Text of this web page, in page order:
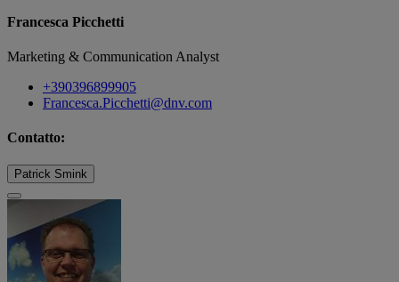
Francesca Picchetti
Marketing & Communication Analyst
+390396899905
Francesca.Picchetti@dnv.com
Contatto:
Patrick Smink